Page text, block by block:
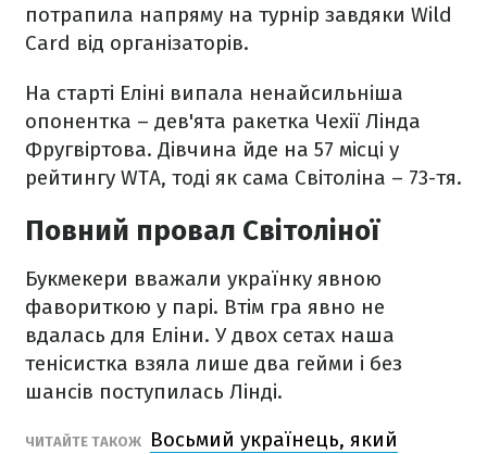
потрапила напряму на турнір завдяки Wild
Card від організаторів.
На старті Еліні випала ненайсильніша
опонентка – дев'ята ракетка Чехії Лінда
Фругвіртова. Дівчина йде на 57 місці у
рейтингу WTA, тоді як сама Світоліна – 73-тя.
Повний провал Світоліної
Букмекери вважали українку явною
фавориткою у парі. Втім гра явно не
вдалась для Еліни. У двох сетах наша
тенісистка взяла лише два гейми і без
шансів поступилась Лінді.
ЧИТАЙТЕ ТАКОЖ
Восьмий українець, який